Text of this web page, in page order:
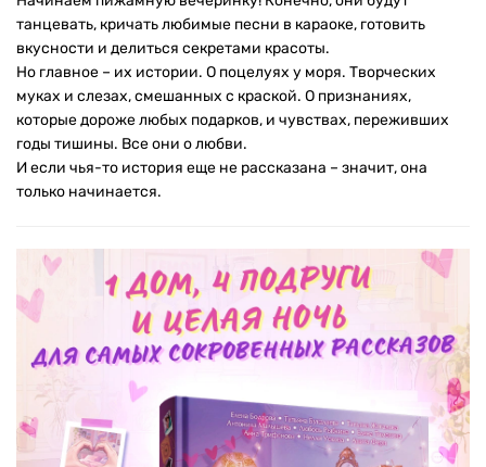
танцевать, кричать любимые песни в караоке, готовить
вкусности и делиться секретами красоты.
Но главное – их истории. О поцелуях у моря. Творческих
муках и слезах, смешанных с краской. О признаниях,
которые дороже любых подарков, и чувствах, переживших
годы тишины. Все они о любви.
И если чья-то история еще не рассказана – значит, она
только начинается.